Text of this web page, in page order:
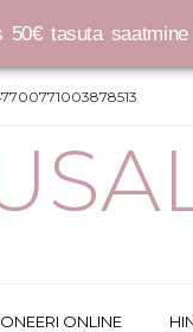
ONLINE
50€ tasuta